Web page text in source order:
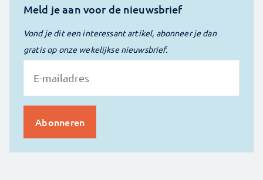
Meld je aan voor de nieuwsbrief
Vond je dit een interessant artikel, abonneer je dan
gratis op onze wekelijkse nieuwsbrief.